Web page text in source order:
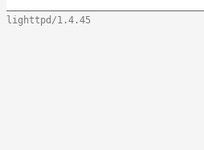
lighttpd/1.4.45